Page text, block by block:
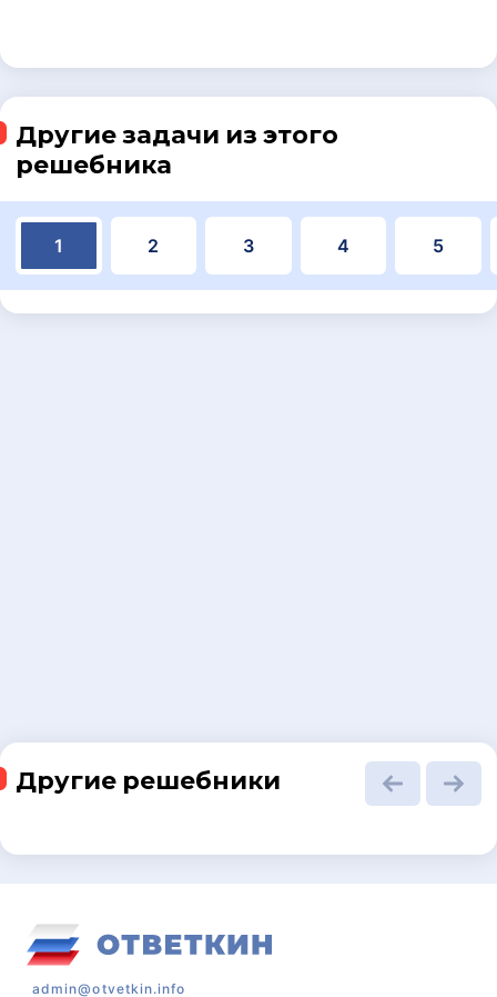
Другие задачи из этого
решебника
1 2 3 4 5
Другие решебники
admin@otvetkin.info